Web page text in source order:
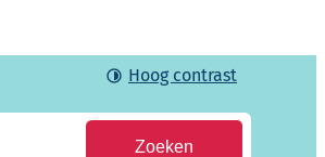
Hoog contrast
Zoeken